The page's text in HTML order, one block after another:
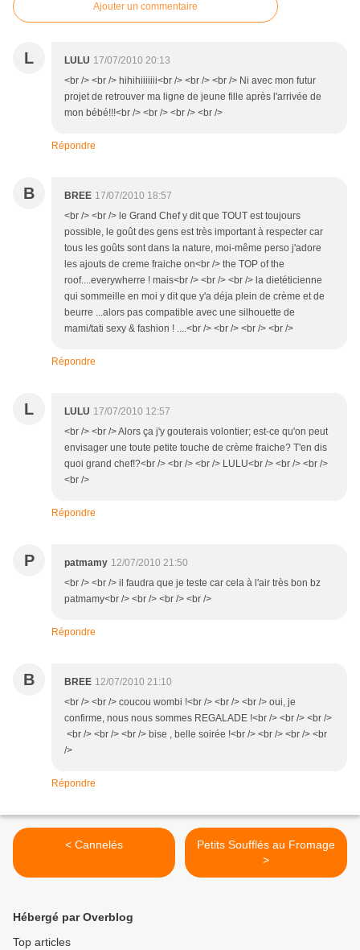
Ajouter un commentaire
L LULU 17/07/2010 20:13
<br /> <br /> hihihiiiiiii<br /> <br /> <br /> Ni avec mon futur
projet de retrouver ma ligne de jeune fille après l'arrivée de
mon bébé!!!<br /> <br /> <br /> <br />
Répondre
B BREE 17/07/2010 18:57
<br /> <br /> le Grand Chef y dit que TOUT est toujours
possible, le goût des gens est très important à respecter car
tous les goûts sont dans la nature, moi-même perso j'adore
les ajouts de creme fraiche on<br /> the TOP of the
roof....everywherre ! mais<br /> <br /> <br /> la dietéticienne
qui sommeille en moi y dit que y'a déja plein de crème et de
beurre ...alors pas compatible avec une silhouette de
mami/tati sexy & fashion ! ....<br /> <br /> <br /> <br />
Répondre
L LULU 17/07/2010 12:57
<br /> <br /> Alors ça j'y gouterais volontier; est-ce qu'on peut
envisager une toute petite touche de crème fraiche? T'en dis
quoi grand chef!?<br /> <br /> <br /> LULU<br /> <br /> <br />
<br />
Répondre
P patmamy 12/07/2010 21:50
<br /> <br /> il faudra que je teste car cela à l'air très bon bz
patmamy<br /> <br /> <br /> <br />
Répondre
B BREE 12/07/2010 21:10
<br /> <br /> coucou wombi !<br /> <br /> <br /> oui, je
confirme, nous nous sommes REGALADE !<br /> <br /> <br />
<br /> <br /> <br /> bise , belle soirée !<br /> <br /> <br /> <br
/>
Répondre
< Cannelés
Petits Soufflés au Fromage
>
Hébergé par Overblog
Top articles